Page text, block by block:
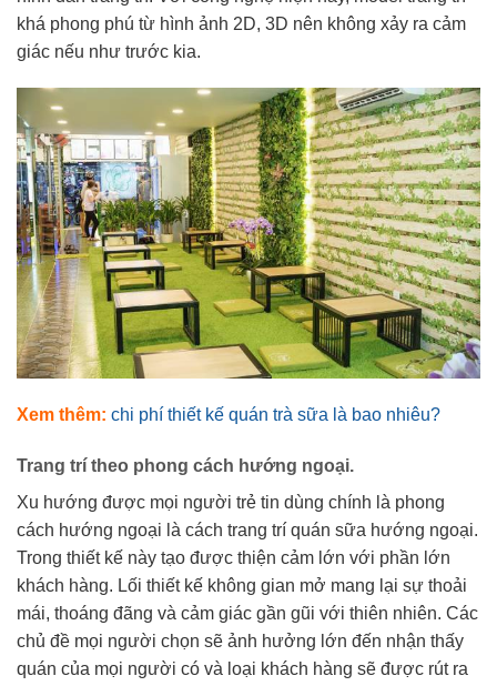
khá phong phú từ hình ảnh 2D, 3D nên không xảy ra cảm
giác nếu như trước kia.
Xem thêm: chi phí thiết kế quán trà sữa là bao nhiêu?
Trang trí theo phong cách hướng ngoại.
Xu hướng được mọi người trẻ tin dùng chính là phong
cách hướng ngoại là cách trang trí quán sữa hướng ngoại.
Trong thiết kế này tạo được thiện cảm lớn với phần lớn
khách hàng. Lối thiết kế không gian mở mang lại sự thoải
mái, thoáng đãng và cảm giác gần gũi với thiên nhiên. Các
chủ đề mọi người chọn sẽ ảnh hưởng lớn đến nhận thấy
quán của mọi người có và loại khách hàng sẽ được rút ra